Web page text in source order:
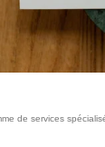
de services